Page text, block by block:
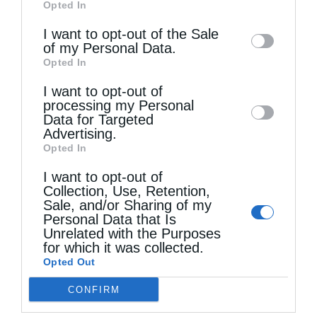
of downstream participants. This
information may also be disclosed by us to
third parties on theIAB’s List of
Downstream Participants
disclose it to other third parties.
Opted In
I want to opt-out of the Sale
of my Personal Data.
Opted In
I want to opt-out of
processing my Personal
Data for Targeted
Advertising.
Opted In
I want to opt-out of
Collection, Use, Retention,
Sale, and/or Sharing of my
Personal Data that Is
Unrelated with the Purposes
for which it was collected.
Opted Out
CONFIRM
Μη χάσετε σήμερα, την “Κιβωτό της Ορθοδοξίας”,
σε...